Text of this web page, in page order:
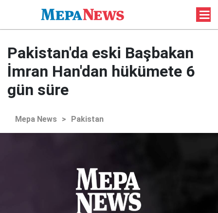
Pakistan'da eski Başbakan
İmran Han'dan hükümete 6
gün süre
Mepa News > Pakistan